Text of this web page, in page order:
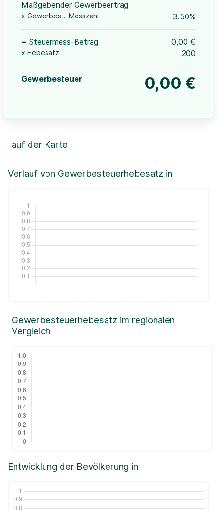
Maßgebender Gewerbeertrag
x Gewerbest.-Messzahl 3.50%
= Steuermess-Betrag 0,00 €
x Hebesatz 200
Gewerbesteuer 0,00 €
Verlauf von Gewerbesteuerhebesatz in
auf der Karte
+
Leaflet|©OpenStreetMap, ©CartoDB,
Entwicklung der Bevölkerung in
Gewerbesteuerhebesatz im regionalen
Vergleich